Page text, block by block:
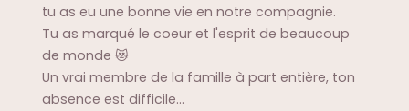
tu as eu une bonne vie en notre compagnie.
Tu as marqué le coeur et l'esprit de beaucoup
de monde 😻
Un vrai membre de la famille à part entière, ton
absence est difficile...